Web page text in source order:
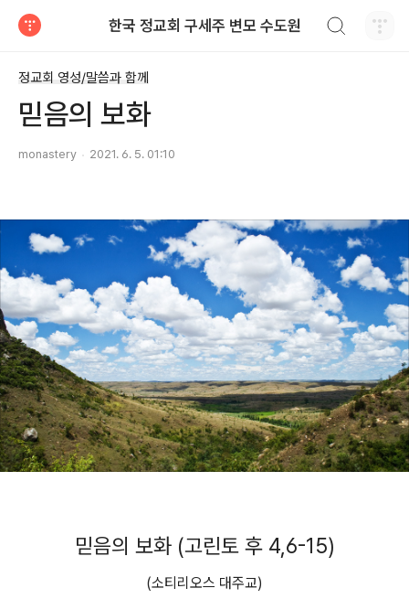
한국 정교회 구세주 변모 수도원
정교회 영성/말씀과 함께
믿음의 보화
monastery 2021. 6. 5. 01:10
믿음의 보화 (고린토 후 4,6-15)
(소티리오스 대주교)